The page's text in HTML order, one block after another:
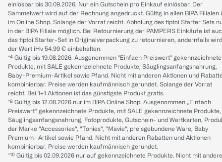
einlösbar bis 30.09.2026. Nur ein Gutschein pro Einkauf einlösbar. Der
Sammelwert wird auf der Rechnung angedruckt. Gültig in allen BIPA Filialen
im Online Shop. Solange der Vorrat reicht. Abholung des tiptoi Starter Sets
in der BIPA Filiale möglich. Bei Retournierung der PAMPERS Einkäufe ist
das tiptoi Starter-Set in Originalverpackung zu retournieren, andernfalls wird
der Wert iHv 54.99 € einbehalten.
*⁴ Gültig bis 19.08.2026. Ausgenommen "Einfach Preiswert" gekennzeichnete
Produkte, mit SALE gekennzeichnete Produkte, Säuglingsanfangsnahrung,
Baby-Premium-Artikel sowie Pfand. Nicht mit anderen Aktionen und
kombinierbar. Preise werden kaufmännisch gerundet. Solange der Vorrat
reicht. Bei 1+1 Aktionen ist das günstigste Produkt gratis.
*⁸ Gültig bis 12.08.2026 nur im BIPA Online Shop. Ausgenommen „Einfach
Preiswert“ gekennzeichnete Produkte, mit SALE gekennzeichnete Produkte,
Säuglingsanfangsnahrung, Fotoprodukte, Gutschein- und Wertkarten,
der Marke “Accessories“, “Tonies“, “Mavie“, preisgebundene Ware, Baby
Premium- Artikel sowie Pfand. Nicht mit anderen Rabatten und Aktionen
kombinierbar. Preise werden kaufmännisch gerundet.
*¹⁰ Gültig bis 02.09.2026 nur auf gekennzeichnete Produkte. Nicht mit